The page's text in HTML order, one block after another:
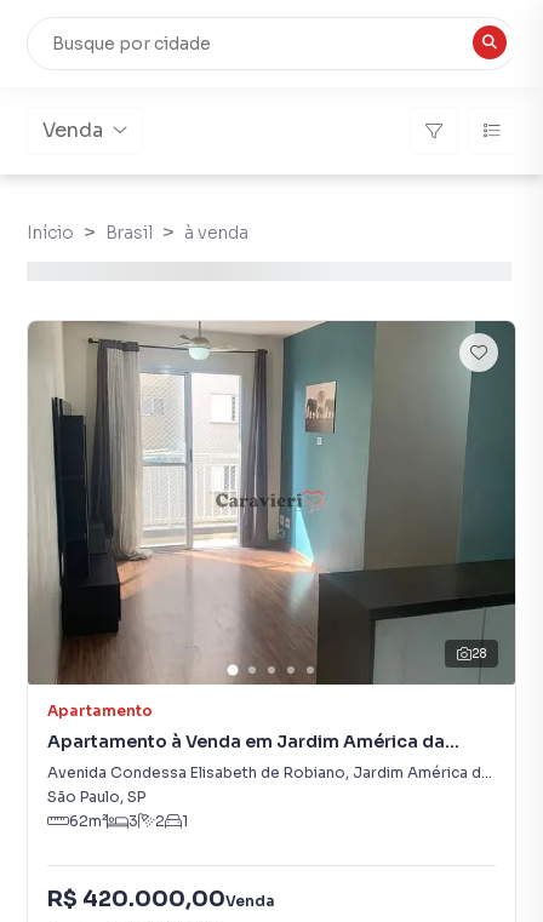
Venda
Início Brasil à venda
28
Apartamento
Apartamento à Venda em Jardim América da
Penha
Avenida Condessa Elisabeth de Robiano, Jardim América da Penha
São Paulo, SP
62m² 3 2 1
R$ 420.000,00Venda